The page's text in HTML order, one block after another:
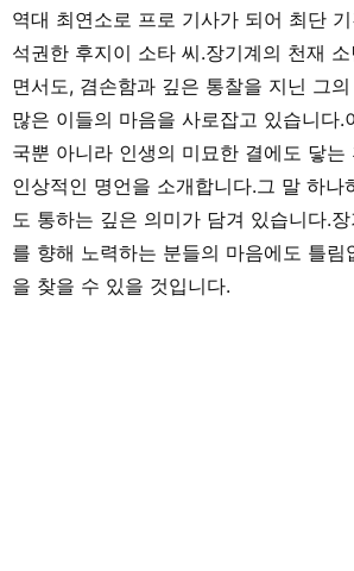
니다.
역대 최연소로 프로 기사가 되어 최단
석권한 후지이 소타 씨.장기계의 천재
면서도, 겸손함과 깊은 통찰을 지닌 그
많은 이들의 마음을 사로잡고 있습니다.
국뿐 아니라 인생의 미묘한 결에도 닿는
인상적인 명언을 소개합니다.그 말 하나
도 통하는 깊은 의미가 담겨 있습니다.
를 향해 노력하는 분들의 마음에도 틀
을 찾을 수 있을 것입니다.